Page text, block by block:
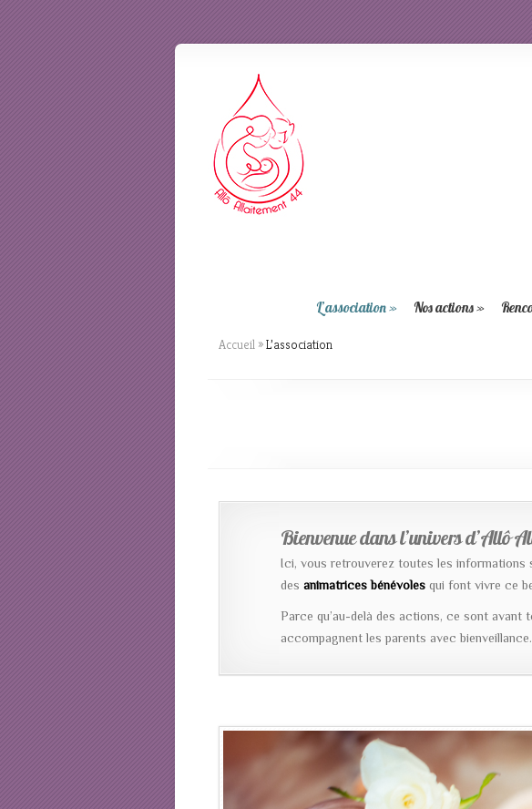
L’association» Nos actions»
Accueil »L’association
Bienvenue dans l’univers d’Allô
Ici, vous retrouverez toutes les informations
des animatrices bénévoles qui font vivre ce
Parce qu’au-delà des actions, ce sont avant
accompagnent les parents avec bienveillance.